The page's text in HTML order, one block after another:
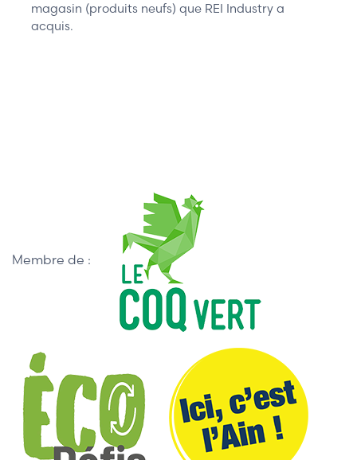
magasin (produits neufs) que REI Industry a
acquis.
Membre de :